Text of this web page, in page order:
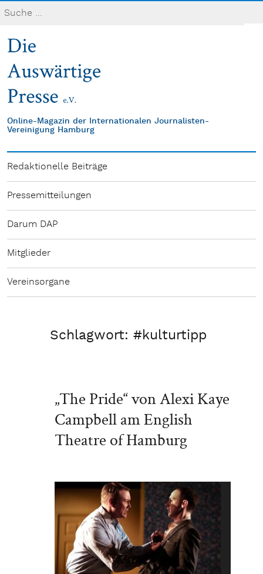
Online-Magazin der Internationalen Journalisten-
Vereinigung Hamburg
Redaktionelle Beiträge
Pressemitteilungen
Darum DAP
Mitglieder
Vereinsorgane
Schlagwort:#kulturtipp
„The Pride“ von Alexi Kaye
Campbell am English
Theatre of Hamburg